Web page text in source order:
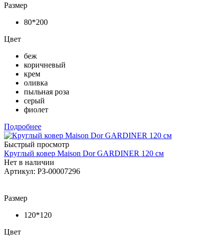
Размер
80*200
Цвет
беж
коричневый
крем
оливка
пыльная роза
серый
фиолет
Подробнее
Быстрый просмотр
Круглый ковер Maison Dor GARDINER 120 см
Нет в наличии
Артикул: РЗ-00007296
Размер
120*120
Цвет